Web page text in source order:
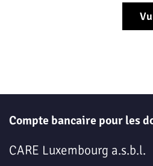
Compte bancaire pour les
CARE Luxembourg a.s.b.l.